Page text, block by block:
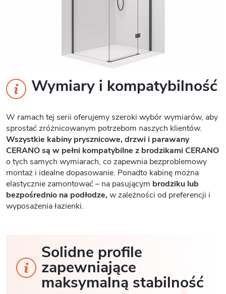
Wymiary i kompatybilność
W ramach tej serii oferujemy szeroki wybór wymiarów, aby
sprostać zróżnicowanym potrzebom naszych klientów.
Wszystkie kabiny prysznicowe, drzwi i parawany
CERANO są w pełni kompatybilne z brodzikami CERANO
o tych samych wymiarach, co zapewnia bezproblemowy
montaż i idealne dopasowanie. Ponadto kabinę można
elastycznie zamontować – na pasującym brodziku lub
bezpośrednio na podłodze,w zależności od preferencji i
wyposażenia łazienki.
Solidne profile
zapewniające
maksymalną stabilność